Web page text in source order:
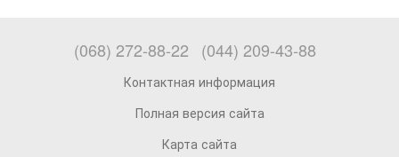
(068) 272-88-22 (044) 209-43-88
Контактная информация
Полная версия сайта
Карта сайта